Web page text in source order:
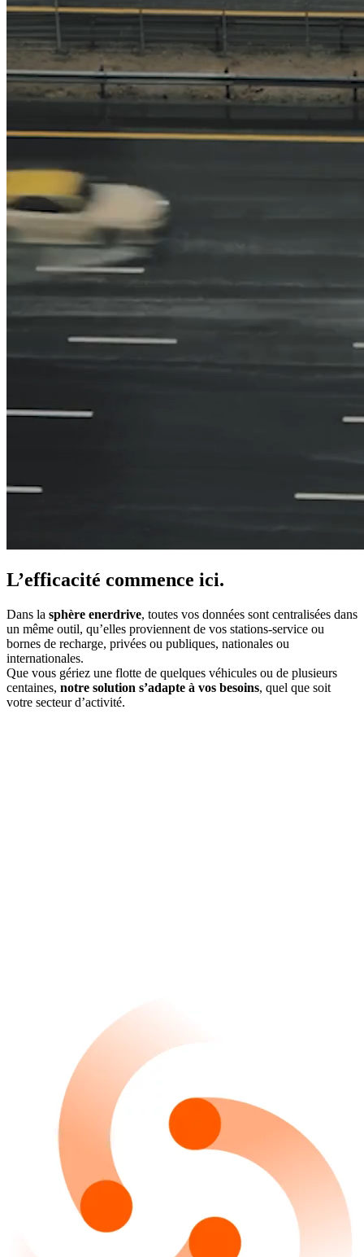
L’efficacité commence ici.
Dans la sphère enerdrive, toutes vos données sont centralisées dans
un même outil, qu’elles proviennent de vos stations-service ou
bornes de recharge, privées ou publiques, nationales ou
internationales.
Que vous gériez une flotte de quelques véhicules ou de plusieurs
centaines, notre solution s’adapte à vos besoins, quel que soit
votre secteur d’activité.